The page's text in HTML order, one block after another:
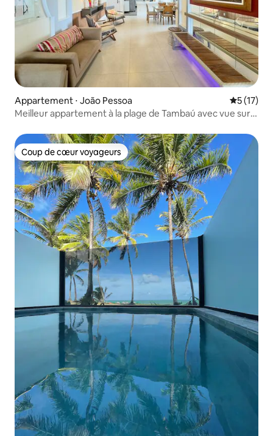
Appartement ⋅ João Pessoa
5 (17)
Meilleur appartement à la plage de Tambaú avec vue sur
Coup de cœur voyageurs
Coup de cœur voyageurs